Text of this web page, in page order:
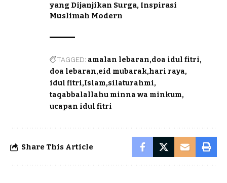
yang Dijanjikan Surga, Inspirasi
Muslimah Modern
TAGGED: amalan lebaran doa idul fitri
doa lebaran eid mubarak hari raya
idul fitri Islam silaturahmi
taqabbalallahu minna wa minkum
ucapan idul fitri
Share This Article